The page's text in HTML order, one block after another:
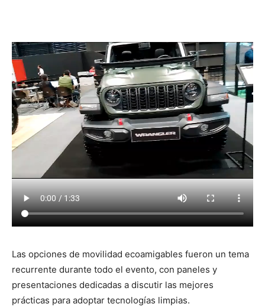
Las opciones de movilidad ecoamigables fueron un tema
recurrente durante todo el evento, con paneles y
presentaciones dedicadas a discutir las mejores
prácticas para adoptar tecnologías limpias.